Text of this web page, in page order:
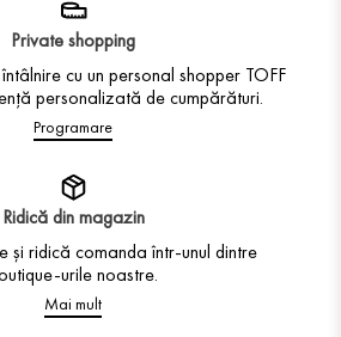
Private shopping
cu un personal shopper TOFF
personalizată de cumpărături.
Programare
Ridică din magazin
și ridică comanda într-unul dintre
urile noastre.
Mai mult